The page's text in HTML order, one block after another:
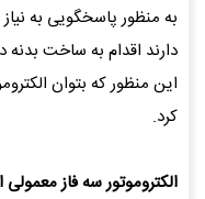
به منظور پاسخگویی به
دارند اقدام به ساخت
این منظور که بتوان
کرد.
الکتروموتور سه فاز معمولی